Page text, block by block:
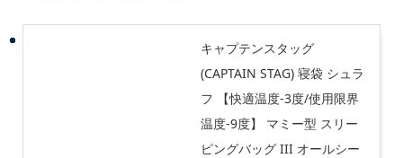
キャプテンスタッグ
(CAPTAIN STAG) 寝袋 シュラ
フ 【快適温度-3度/使用限界
温度-9度】 マミー型 スリー
ピングバッグ III オールシー